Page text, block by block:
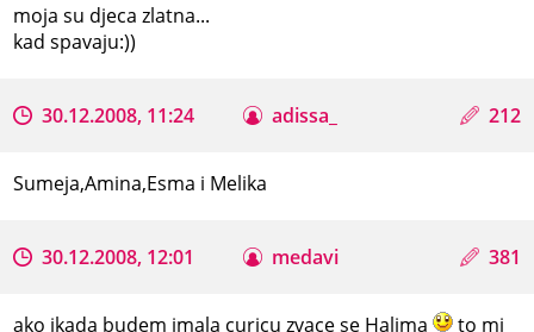
moja su djeca zlatna...
kad spavaju:))
30.12.2008, 11:24 adissa_ 212
Sumeja,Amina,Esma i Melika
30.12.2008, 12:01 medavi 381
ako ikada budem imala curicu zvace se Halima
to mi